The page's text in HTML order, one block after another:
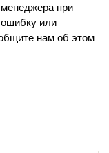
при
или
нам об этом